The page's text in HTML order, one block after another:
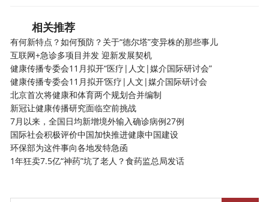
相关推荐
有何新特点？如何预防？关于“德尔塔”变异株的那些事儿
互联网+急诊多项目并发 迎新发展契机
健康传播专委会11月拟开“医疗|人文|媒介国际研讨会”
健康传播专委会11月拟开‘医疗|人文|媒介国际研讨会
北京首次将健康和体育两个规划合并编制
新冠让健康传播研究面临空前挑战
7月以来，全国日均新增境外输入确诊病例27例
国际社会积极评价中国加快推进健康中国建设
环保部为这件事向各地发特急函
1年狂卖7.5亿“神药”坑了老人？食药监总局发话